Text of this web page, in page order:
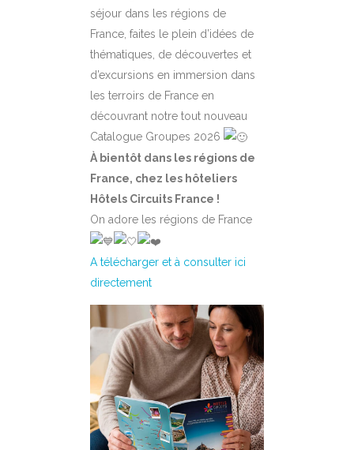
séjour dans les régions de
France, faites le plein d’idées de
thématiques, de découvertes et
d’excursions en immersion dans
les terroirs de France en
découvrant notre tout nouveau
Catalogue Groupes 2026
À bientôt dans les régions de
France, chez les hôteliers
Hôtels Circuits France !
On adore les régions de France
A télécharger et à consulter ici
directement